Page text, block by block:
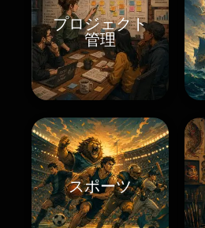
プロジェクト
管理
スポーツ